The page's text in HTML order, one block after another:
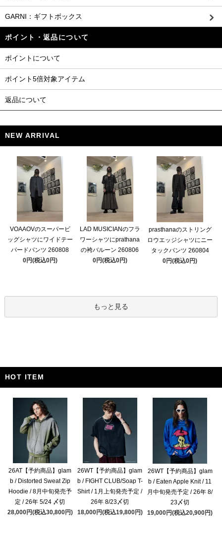
GARNI：ギフトボックス
ポイント・返品について
ポイントについて
ポイント5倍対象アイテム
返品について
NEW ARRIVAL
VOAAOVのスーパービ
ッグシャツにワイドテー
パードパンツ 260808
0円(税込0円)
LAD MUSICIANのフラ
ワーシャツにprathana
の袴バルーン 260806
0円(税込0円)
prasthanaのストリング
ロウエッジシャツにニー
タックパンツ 260804
0円(税込0円)
もっと見る
HOT ITEM
26AT【予約商品】glam
b / Distorted Sweat Zip
Hoodie / 8月中旬発売予
定 / 26年 5/24 〆切
28,000円(税込30,800円)
26WT【予約商品】glam
b / FIGHT CLUB/Soap T-
Shirt / 1月上旬発売予定 /
26年 8/23〆切
18,000円(税込19,800円)
26WT【予約商品】glam
b / Eaten Apple Knit / 11
月中旬発売予定 / 26年 8/
23〆切
19,000円(税込20,900円)